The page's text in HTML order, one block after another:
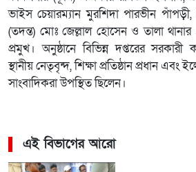
ভাইস চেয়ারম্যান মুরশিদা পারভীন
(তদন্ত) মোঃ জেল্লাল হোসেন ও তালা
প্রমুখ। অনুষ্ঠানে বিভিন্ন দপ্তরের সরকারী
স্থানীয় নেতৃবৃন্দ, শিক্ষা প্রতিষ্ঠান প্রধান এবং
সাংবাদিকরা উপস্থিত ছিলেন।
এই বিভাগের আরো